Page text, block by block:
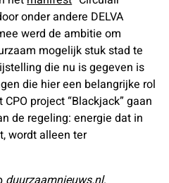
onder andere DELVA
werd de ambitie om
mogelijk stuk stad te
die nu is gegeven is
die hier een belangrijke rol
project “Blackjack” gaan
de regeling: energie dat in
wordt alleen ter